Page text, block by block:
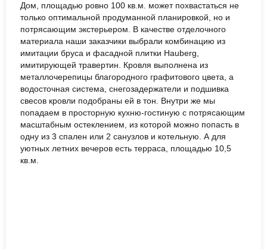
Дом, площадью ровно 100 кв.м. может похвастаться не
только оптимальной продуманной планировкой, но и
потрясающим экстерьером. В качестве отделочного
материала наши заказчики выбрали комбинацию из
имитации бруса и фасадной плитки Hauberg,
имитирующей травертин. Кровля выполнена из
металлочерепицы благородного графитового цвета, а
водосточная система, снегозадержатели и подшивка
свесов кровли подобраны ей в тон. Внутри же мы
попадаем в просторную кухню-гостиную с потрясающим
масштабным остеклением, из которой можно попасть в
одну из 3 спален или 2 санузлов и котельную. А для
уютных летних вечеров есть терраса, площадью 10,5
кв.м.